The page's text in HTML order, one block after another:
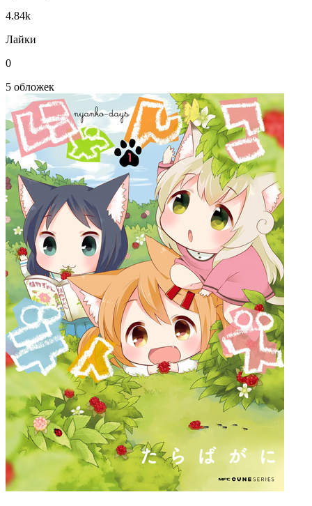
4.84k
Лайки
0
5 обложек